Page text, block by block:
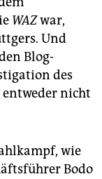
WAZwar,
Und
Blog-
des
entweder nicht
wie
Bodo